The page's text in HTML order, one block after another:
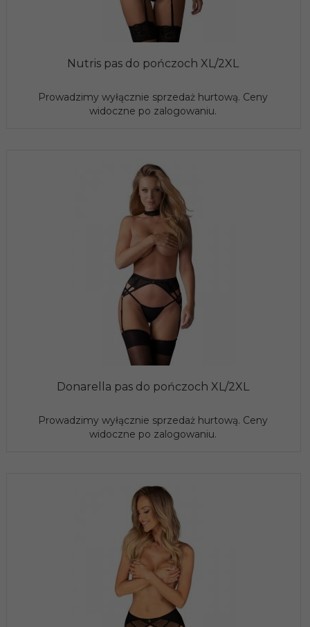
Nutris pas do pończoch XL/2XL
Prowadzimy wyłącznie sprzedaż hurtową. Ceny
widoczne po zalogowaniu.
Donarella pas do pończoch XL/2XL
Prowadzimy wyłącznie sprzedaż hurtową. Ceny
widoczne po zalogowaniu.